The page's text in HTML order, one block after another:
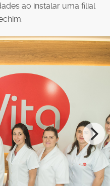
ao instalar uma filial